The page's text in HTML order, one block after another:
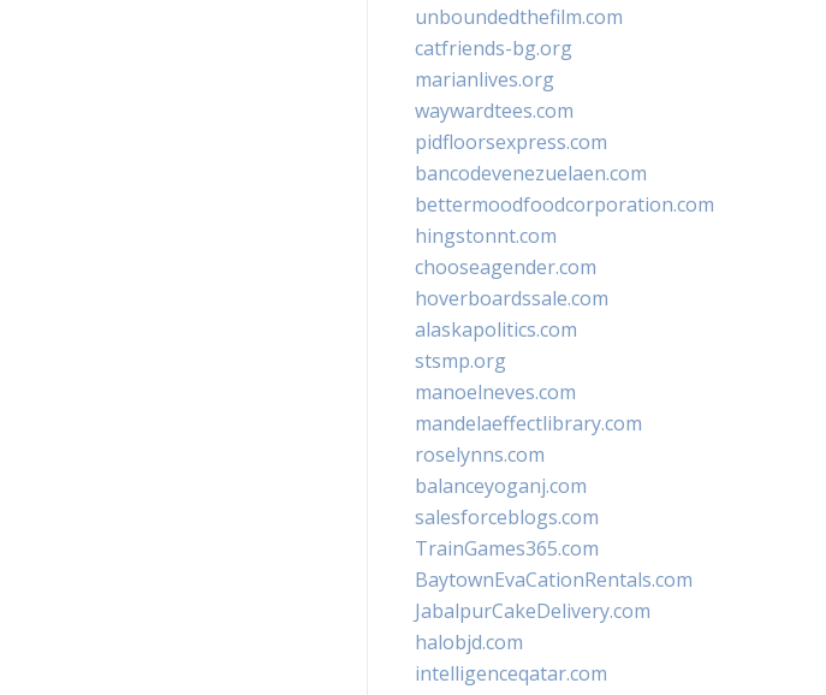
unboundedthefilm.com
catfriends-bg.org
marianlives.org
waywardtees.com
pidfloorsexpress.com
bancodevenezuelaen.com
bettermoodfoodcorporation.com
hingstonnt.com
chooseagender.com
hoverboardssale.com
alaskapolitics.com
stsmp.org
manoelneves.com
mandelaeffectlibrary.com
roselynns.com
balanceyoganj.com
salesforceblogs.com
TrainGames365.com
BaytownEvaCationRentals.com
JabalpurCakeDelivery.com
halobjd.com
intelligenceqatar.com